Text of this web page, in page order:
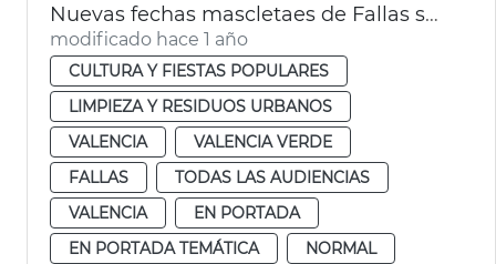
Nuevas fechas mascletaes de Fallas suspendidas por la lluvia
modificado hace 1 año
CULTURA Y FIESTAS POPULARES
LIMPIEZA Y RESIDUOS URBANOS
VALENCIA
VALENCIA VERDE
FALLAS
TODAS LAS AUDIENCIAS
VALENCIA
EN PORTADA
EN PORTADA TEMÁTICA
NORMAL